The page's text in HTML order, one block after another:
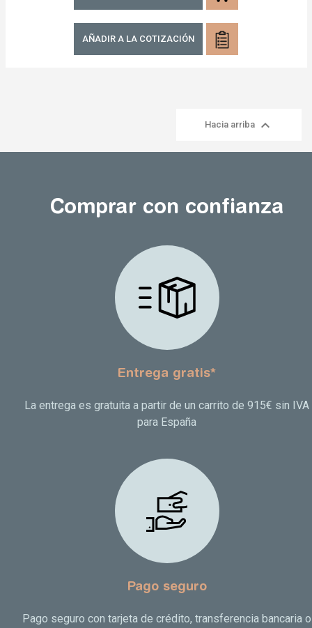
AÑADIR A LA COTIZACIÓN
Hacia arriba 
Comprar con confianza
Entrega gratis*
La entrega es gratuita a partir de un carrito de 915€ sin IVA
para España
Pago seguro
Pago seguro con tarjeta de crédito, transferencia bancaria o